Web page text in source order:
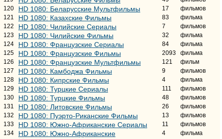
120
HD 1080: Беларусские Мультфильмы 17
фильмов
121
HD 1080: Казахские Фильмы 83
фильма
122
HD 1080: Чилийские Сериалы 7
фильмов
123
HD 1080: Чилийские Фильмы 32
фильма
124
HD 1080: Французские Сериалы 84
фильма
125
HD 1080: Французские Фильмы 2093
фильма
126
HD 1080: Французские Мультфильмы 121
фильм
127
HD 1080: Камбоджа Фильмы 9
фильмов
128
HD 1080: Кипрские Фильмы 4
фильма
129
HD 1080: Турцкие Сериалы 111
фильмов
130
HD 1080: Турцкие Фильмы 48
фильмов
131
HD 1080: Литовские Фильмы 26
фильмов
132
HD 1080: Пуэрто-Риканские Фильмы 13
фильмов
133
HD 1080: Южно-Африканские Сериалы 11
фильмов
134
HD 1080: Южно-Африканские
4 фильма